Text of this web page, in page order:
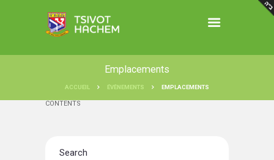
Emplacements
ACCUEIL ÉVÈNEMENTS EMPLACEMENTS
CONTENTS
Search